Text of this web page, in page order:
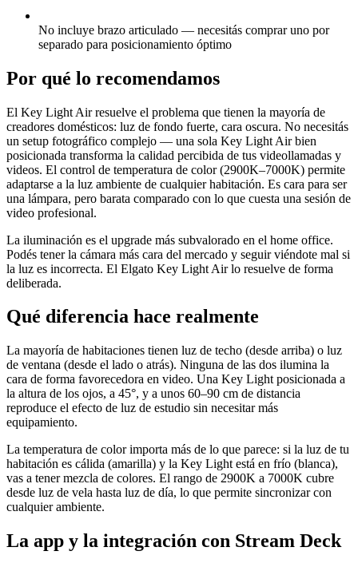
No incluye brazo articulado — necesitás comprar uno por
separado para posicionamiento óptimo
Por qué lo recomendamos
El Key Light Air resuelve el problema que tienen la mayoría de
creadores domésticos: luz de fondo fuerte, cara oscura. No necesitás
un setup fotográfico complejo — una sola Key Light Air bien
posicionada transforma la calidad percibida de tus videollamadas y
videos. El control de temperatura de color (2900K–7000K) permite
adaptarse a la luz ambiente de cualquier habitación. Es cara para ser
una lámpara, pero barata comparado con lo que cuesta una sesión de
video profesional.
La iluminación es el upgrade más subvalorado en el home office.
Podés tener la cámara más cara del mercado y seguir viéndote mal si
la luz es incorrecta. El Elgato Key Light Air lo resuelve de forma
deliberada.
Qué diferencia hace realmente
La mayoría de habitaciones tienen luz de techo (desde arriba) o luz
de ventana (desde el lado o atrás). Ninguna de las dos ilumina la
cara de forma favorecedora en video. Una Key Light posicionada a
la altura de los ojos, a 45°, y a unos 60–90 cm de distancia
reproduce el efecto de luz de estudio sin necesitar más
equipamiento.
La temperatura de color importa más de lo que parece: si la luz de tu
habitación es cálida (amarilla) y la Key Light está en frío (blanca),
vas a tener mezcla de colores. El rango de 2900K a 7000K cubre
desde luz de vela hasta luz de día, lo que permite sincronizar con
cualquier ambiente.
La app y la integración con Stream Deck